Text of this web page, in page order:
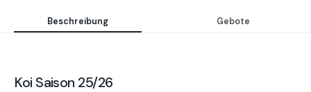
Beschreibung Gebote
Koi Saison 25/26